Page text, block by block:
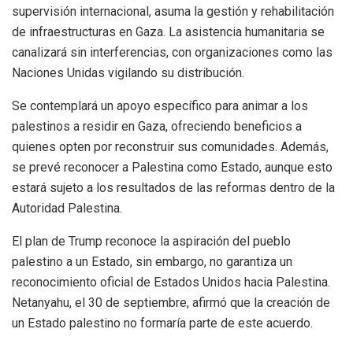
supervisión internacional, asuma la gestión y rehabilitación
de infraestructuras en Gaza. La asistencia humanitaria se
canalizará sin interferencias, con organizaciones como las
Naciones Unidas vigilando su distribución.
Se contemplará un apoyo específico para animar a los
palestinos a residir en Gaza, ofreciendo beneficios a
quienes opten por reconstruir sus comunidades. Además,
se prevé reconocer a Palestina como Estado, aunque esto
estará sujeto a los resultados de las reformas dentro de la
Autoridad Palestina.
El plan de Trump reconoce la aspiración del pueblo
palestino a un Estado, sin embargo, no garantiza un
reconocimiento oficial de Estados Unidos hacia Palestina.
Netanyahu, el 30 de septiembre, afirmó que la creación de
un Estado palestino no formaría parte de este acuerdo.